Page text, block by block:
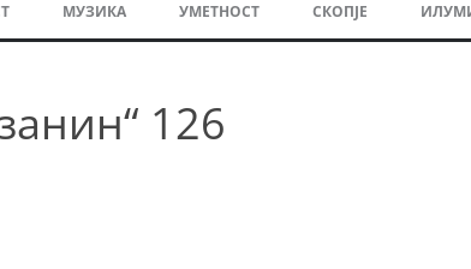
содржината
МУЗИКА УМЕТНОСТ СКОПЈЕ
126